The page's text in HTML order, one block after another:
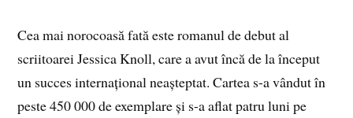
Cea mai norocoasă fată este romanul de debut al
scriitoarei Jessica Knoll, care a avut încă de la început
un succes internațional neașteptat. Cartea s-a vândut în
peste 450 000 de exemplare și s-a aflat patru luni pe